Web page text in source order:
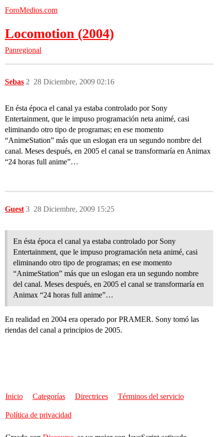
ForoMedios.com
Locomotion (2004)
Panregional
Sebas 28 Diciembre, 2009 02:16
2
En ésta época el canal ya estaba controlado por Sony
Entertainment, que le impuso programación neta animé, casi
eliminando otro tipo de programas; en ese momento
“AnimeStation” más que un eslogan era un segundo nombre del
canal. Meses después, en 2005 el canal se transformaría en Animax
“24 horas full anime”…
Guest 28 Diciembre, 2009 15:25
3
En ésta época el canal ya estaba controlado por Sony
Entertainment, que le impuso programación neta animé, casi
eliminando otro tipo de programas; en ese momento
“AnimeStation” más que un eslogan era un segundo nombre
del canal. Meses después, en 2005 el canal se transformaría en
Animax “24 horas full anime”…
En realidad en 2004 era operado por PRAMER. Sony tomó las
riendas del canal a principios de 2005.
Inicio Categorías Directrices Términos del servicio
Política de privacidad